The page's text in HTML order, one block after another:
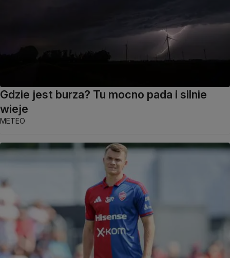
Gdzie jest burza? Tu mocno pada i silnie
wieje
METEO